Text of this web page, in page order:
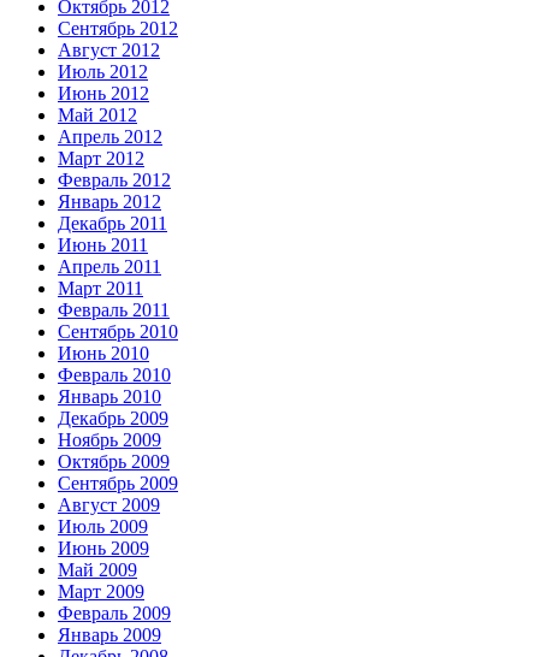
Октябрь 2012
Сентябрь 2012
Август 2012
Июль 2012
Июнь 2012
Май 2012
Апрель 2012
Март 2012
Февраль 2012
Январь 2012
Декабрь 2011
Июнь 2011
Апрель 2011
Март 2011
Февраль 2011
Сентябрь 2010
Июнь 2010
Февраль 2010
Январь 2010
Декабрь 2009
Ноябрь 2009
Октябрь 2009
Сентябрь 2009
Август 2009
Июль 2009
Июнь 2009
Май 2009
Март 2009
Февраль 2009
Январь 2009